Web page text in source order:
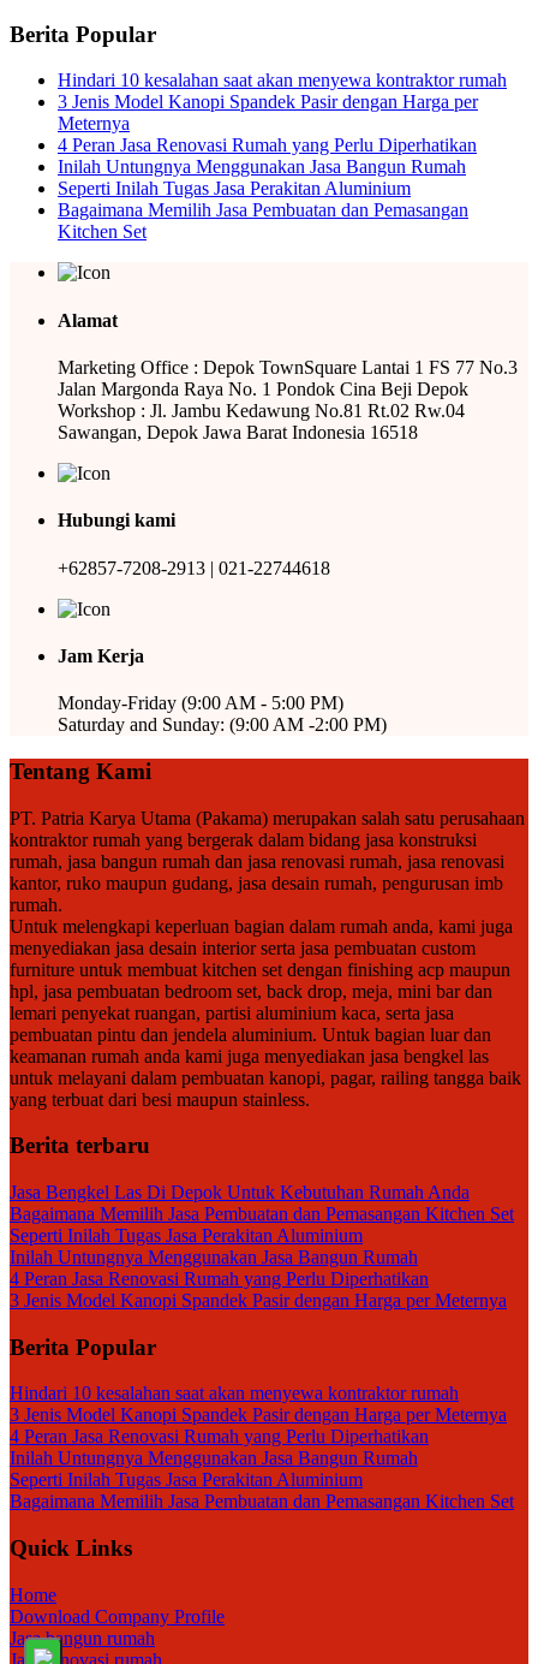
Berita Popular
Hindari 10 kesalahan saat akan menyewa kontraktor rumah
3 Jenis Model Kanopi Spandek Pasir dengan Harga per
Meternya
4 Peran Jasa Renovasi Rumah yang Perlu Diperhatikan
Inilah Untungnya Menggunakan Jasa Bangun Rumah
Seperti Inilah Tugas Jasa Perakitan Aluminium
Bagaimana Memilih Jasa Pembuatan dan Pemasangan
Kitchen Set
Alamat
Marketing Office : Depok TownSquare Lantai 1 FS 77 No.3
Jalan Margonda Raya No. 1 Pondok Cina Beji Depok
Workshop : Jl. Jambu Kedawung No.81 Rt.02 Rw.04
Sawangan, Depok Jawa Barat Indonesia 16518
Hubungi kami
+62857-7208-2913 | 021-22744618
Jam Kerja
Monday-Friday (9:00 AM - 5:00 PM)
Saturday and Sunday: (9:00 AM -2:00 PM)
Tentang Kami
PT. Patria Karya Utama (Pakama) merupakan salah satu perusahaan
kontraktor rumah yang bergerak dalam bidang jasa konstruksi
rumah, jasa bangun rumah dan jasa renovasi rumah, jasa renovasi
kantor, ruko maupun gudang, jasa desain rumah, pengurusan imb
rumah.
Untuk melengkapi keperluan bagian dalam rumah anda, kami juga
menyediakan jasa desain interior serta jasa pembuatan custom
furniture untuk membuat kitchen set dengan finishing acp maupun
hpl, jasa pembuatan bedroom set, back drop, meja, mini bar dan
lemari penyekat ruangan, partisi aluminium kaca, serta jasa
pembuatan pintu dan jendela aluminium. Untuk bagian luar dan
keamanan rumah anda kami juga menyediakan jasa bengkel las
untuk melayani dalam pembuatan kanopi, pagar, railing tangga baik
yang terbuat dari besi maupun stainless.
Berita terbaru
Jasa Bengkel Las Di Depok Untuk Kebutuhan Rumah Anda
Bagaimana Memilih Jasa Pembuatan dan Pemasangan Kitchen Set
Seperti Inilah Tugas Jasa Perakitan Aluminium
Inilah Untungnya Menggunakan Jasa Bangun Rumah
4 Peran Jasa Renovasi Rumah yang Perlu Diperhatikan
3 Jenis Model Kanopi Spandek Pasir dengan Harga per Meternya
Berita Popular
Hindari 10 kesalahan saat akan menyewa kontraktor rumah
3 Jenis Model Kanopi Spandek Pasir dengan Harga per Meternya
4 Peran Jasa Renovasi Rumah yang Perlu Diperhatikan
Inilah Untungnya Menggunakan Jasa Bangun Rumah
Seperti Inilah Tugas Jasa Perakitan Aluminium
Bagaimana Memilih Jasa Pembuatan dan Pemasangan Kitchen Set
Quick Links
Home
Download Company Profile
Jasa bangun rumah
Jasa renovasi rumah